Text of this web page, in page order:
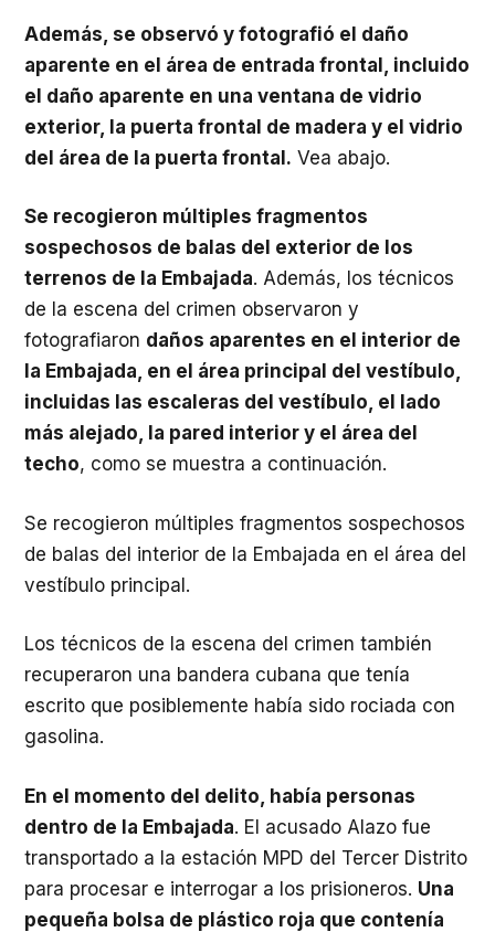
Además, se observó y fotografió el daño
aparente en el área de entrada frontal, incluido
el daño aparente en una ventana de vidrio
exterior, la puerta frontal de madera y el vidrio
del área de la puerta frontal. Vea abajo.
Se recogieron múltiples fragmentos
sospechosos de balas del exterior de los
terrenos de la Embajada. Además, los técnicos
de la escena del crimen observaron y
fotografiaron daños aparentes en el interior de
la Embajada, en el área principal del vestíbulo,
incluidas las escaleras del vestíbulo, el lado
más alejado, la pared interior y el área del
techo, como se muestra a continuación.
Se recogieron múltiples fragmentos sospechosos
de balas del interior de la Embajada en el área del
vestíbulo principal.
Los técnicos de la escena del crimen también
recuperaron una bandera cubana que tenía
escrito que posiblemente había sido rociada con
gasolina.
En el momento del delito, había personas
dentro de la Embajada. El acusado Alazo fue
transportado a la estación MPD del Tercer Distrito
para procesar e interrogar a los prisioneros. Una
pequeña bolsa de plástico roja que contenía